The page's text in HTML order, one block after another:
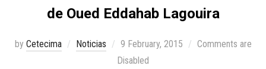
de Oued Eddahab Lagouira
by Cetecima Noticias 9 February, 2015
Comments are
Disabled